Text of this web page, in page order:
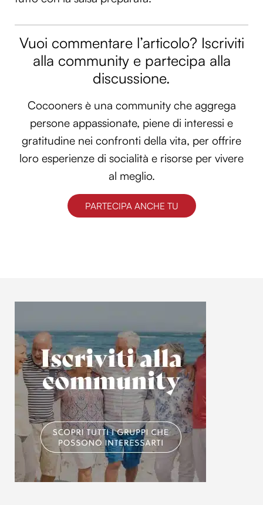
annunci, per fornire funzionalità dei social media e per
analizzare il nostro traffico. Condividiamo inoltre
informazioni sul modo in cui utilizzi il nostro sito con i
nostri partner che si occupano di analisi dei dati web,
pubblicità e social media, i quali potrebbero combinarle
raccolto dal tuo utilizzo dei loro servizi.
Vuoi commentare l’articolo? Iscriviti
alla community e partecipa alla
discussione.
Cocooners è una community che aggrega
persone appassionate, piene di interessi e
gratitudine nei confronti della vita, per offrire
loro esperienze di socialità e risorse per vivere
al meglio.
PARTECIPA ANCHE TU